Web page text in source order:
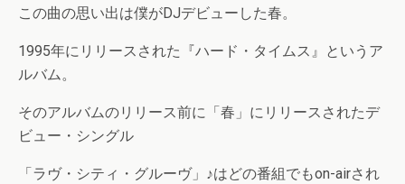
この曲の思い出は僕がDJデビューした春。
1995年にリリースされた『ハード・タイムス』というア
ルバム。
そのアルバムのリリース前に「春」にリリースされたデ
ビュー・シングル
「ラヴ・シティ・グルーヴ」♪はどの番組でもon-airされ